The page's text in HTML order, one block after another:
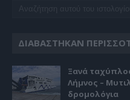
ΔΙΑΒΆΣΤΗΚΑΝ
Ξανά
Λήμνος –
δρομολόγια